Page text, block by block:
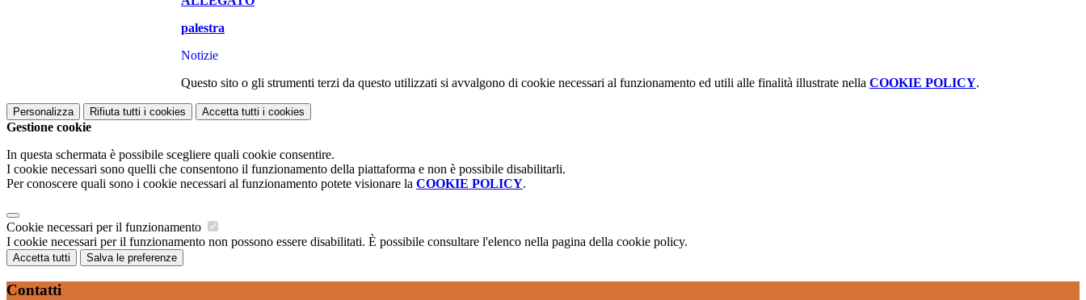
palestra
Notizie
Questo sito o gli strumenti terzi da questo utilizzati si avvalgono di cookie necessari al funzionamento ed utili alle finalità illustrate nella COOKIE POLICY.
Personalizza Rifiuta tutti i cookies Accetta tutti i cookies
Gestione cookie
In questa schermata è possibile scegliere quali cookie consentire.
I cookie necessari sono quelli che consentono il funzionamento della piattaforma e non è possibile disabilitarli.
Per conoscere quali sono i cookie necessari al funzionamento potete visionare la COOKIE POLICY.
Cookie necessari per il funzionamento
I cookie necessari per il funzionamento non possono essere disabilitati. È possibile consultare l'elenco nella pagina della cookie policy.
Accetta tutti Salva le preferenze
Contatti